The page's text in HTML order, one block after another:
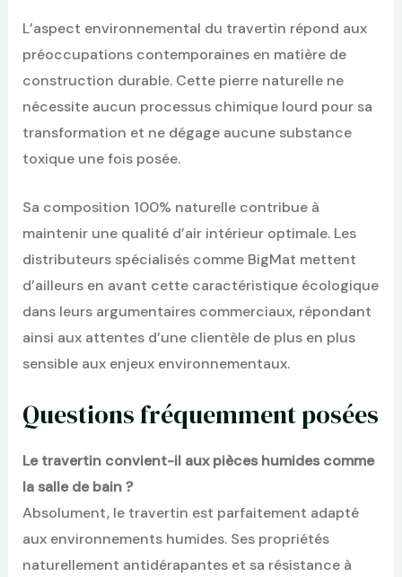
L’aspect environnemental du travertin répond aux
préoccupations contemporaines en matière de
construction durable. Cette pierre naturelle ne
nécessite aucun processus chimique lourd pour sa
transformation et ne dégage aucune substance
toxique une fois posée.
Sa composition 100% naturelle contribue à
maintenir une qualité d’air intérieur optimale. Les
distributeurs spécialisés comme BigMat mettent
d’ailleurs en avant cette caractéristique écologique
dans leurs argumentaires commerciaux, répondant
ainsi aux attentes d’une clientèle de plus en plus
sensible aux enjeux environnementaux.
Questions fréquemment posées
Le travertin convient-il aux pièces humides comme
la salle de bain ?
Absolument, le travertin est parfaitement adapté
aux environnements humides. Ses propriétés
naturellement antidérapantes et sa résistance à